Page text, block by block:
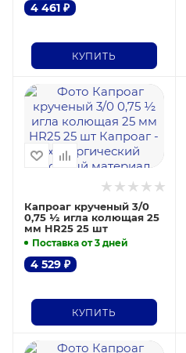
4 461 ₽
КУПИТЬ
Капроаг крученый 3/0
0,75 ½ игла колющая 25
мм HR25 25 шт
Поставка от 3 дней
4 529 ₽
КУПИТЬ